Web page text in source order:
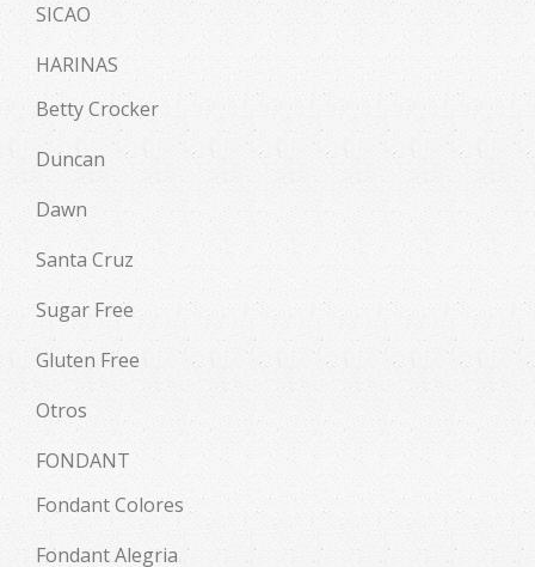
SICAO
HARINAS
Betty Crocker
Duncan
Dawn
Santa Cruz
Sugar Free
Gluten Free
Otros
FONDANT
Fondant Colores
Fondant Alegria